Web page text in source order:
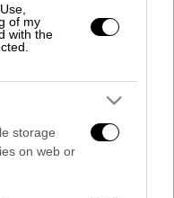
of my
with the
storage
on web or
σε τρία
«Βυθίστηκε»